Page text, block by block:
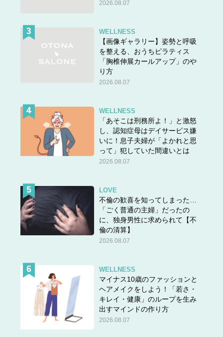
2026.08.07
WELLNESS
【画像ギャラリー】姿勢と呼吸
を整える、おうちピラティス
「胸椎伸展カールアップ」のや
り方
2026.08.07
WELLNESS
「あそこは刑務所よ！」と激怒
し、認知症母はデイサービス嫌
いに！息子夫婦が「よかれと思
って」犯していた間違いとは
2026.08.07
LOVE
不倫の歓喜を知ってしまった…
「ごく普通の主婦」だったの
に、独身男性に求められて【不
倫の清算】
2026.08.07
WELLNESS
マイナス10歳のファッションと
ヘアメイクをしよう！「若さ・
キレイ・健康」のループを生み
出すマインドの作り方
2026.08.07